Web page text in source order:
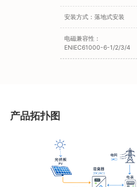
安装方式：落地式安装
电磁兼容性：
ENIEC61000-6-1/2/3/4
产品拓扑图